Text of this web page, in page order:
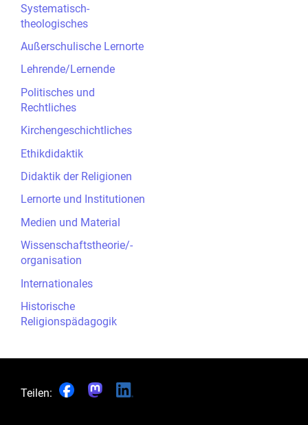
Systematisch-
theologisches
Außerschulische Lernorte
Lehrende/Lernende
Politisches und
Rechtliches
Kirchengeschichtliches
Ethikdidaktik
Didaktik der Religionen
Lernorte und Institutionen
Medien und Material
Wissenschaftstheorie/-
organisation
Internationales
Historische
Religionspädagogik
Teilen: